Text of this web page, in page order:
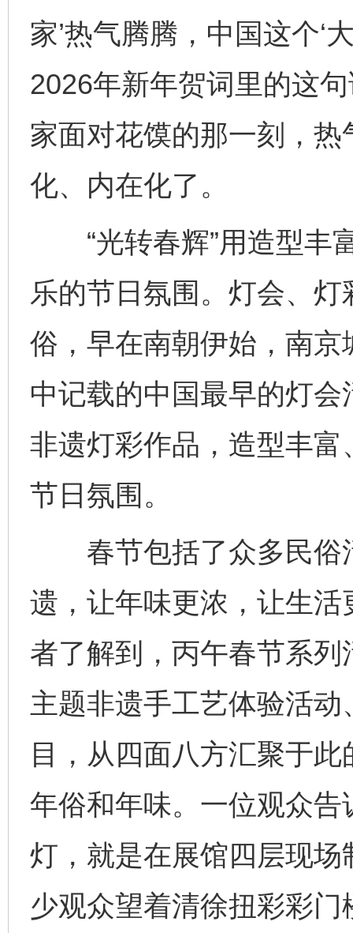
家’热气腾腾，中国这个‘
2026年新年贺词里的这
家面对花馍的那一刻，
化、内在化了。
“光转春辉”用造型丰
乐的节日氛围。灯会、
俗，早在南朝伊始，南
中记载的中国最早的灯
非遗灯彩作品，造型丰
节日氛围。
春节包括了众多民俗
遗，让年味更浓，让生
者了解到，丙午春节系
主题非遗手工艺体验活
目，从四面八方汇聚于
年俗和年味。一位观众
灯，就是在展馆四层现
少观众望着清徐扭彩彩